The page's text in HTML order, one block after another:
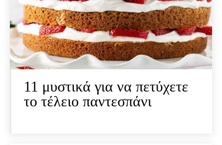
11 μυστικά για να πετύχετε
το τέλειο παντεσπάνι